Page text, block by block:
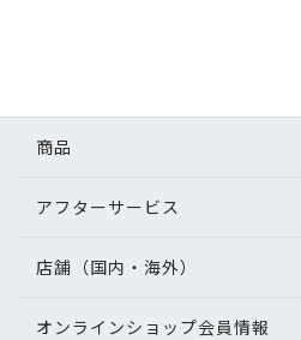
商品
アフターサービス
店舗（国内・海外）
オンラインショップ会員情報